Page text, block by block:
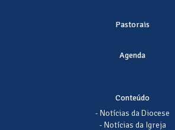
Pastorais
Agenda
Conteúdo
- Notícias da Diocese
- Notícias da Igreja